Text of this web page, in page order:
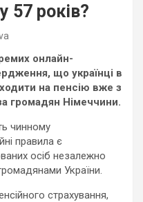
57 років?
онлайн-
що українці в
на пенсію вже з
громадян Німеччини.
чинному
правила є
осіб незалежно
України.
страхування,